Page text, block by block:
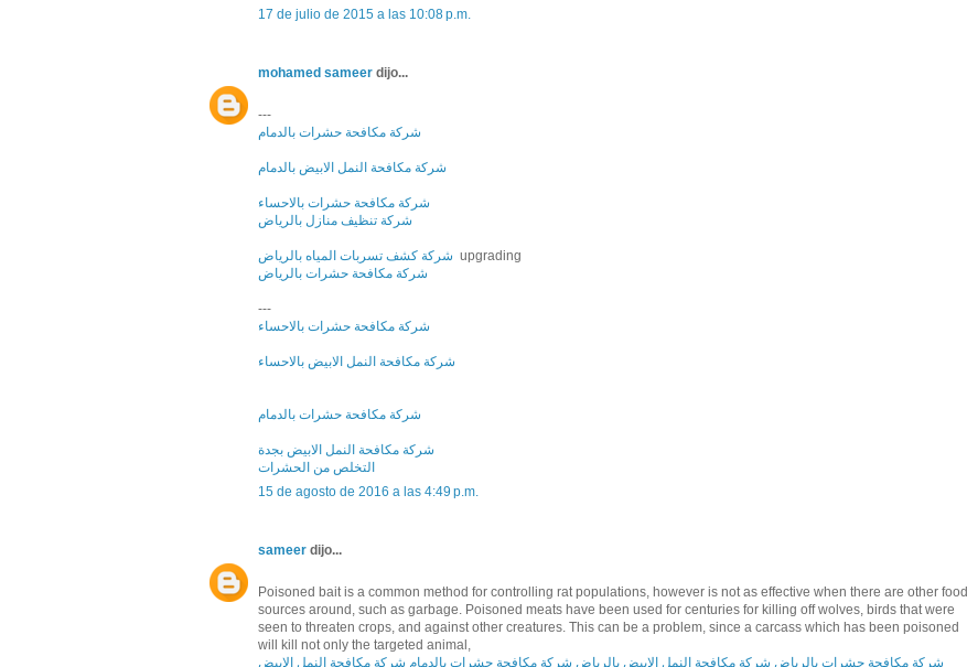
17 de julio de 2015 a las 10:08 p.m.
mohamed sameer dijo...
---
شركة مكافحة حشرات بالدمام
شركة مكافحة النمل الابيض بالدمام
شركة مكافحة حشرات بالاحساء
شركة تنظيف منازل بالرياض
شركة كشف تسربات المياه بالرياض upgrading
شركة مكافحة حشرات بالرياض
---
شركة مكافحة حشرات بالاحساء
شركة مكافحة النمل الابيض بالاحساء
شركة مكافحة حشرات بالدمام
شركة مكافحة النمل الابيض بجدة
التخلص من الحشرات
15 de agosto de 2016 a las 4:49 p.m.
sameer dijo...
Poisoned bait is a common method for controlling rat populations, however is not as effective when there are other food
sources around, such as garbage. Poisoned meats have been used for centuries for killing off wolves, birds that were
seen to threaten crops, and against other creatures. This can be a problem, since a carcass which has been poisoned
will kill not only the targeted animal,
شركة مكافحة حشرات بالرياض شركة مكافحة النمل الابيض بالرياض شركة مكافحة حشرات بالدمام شركة مكافحة النمل الابيض